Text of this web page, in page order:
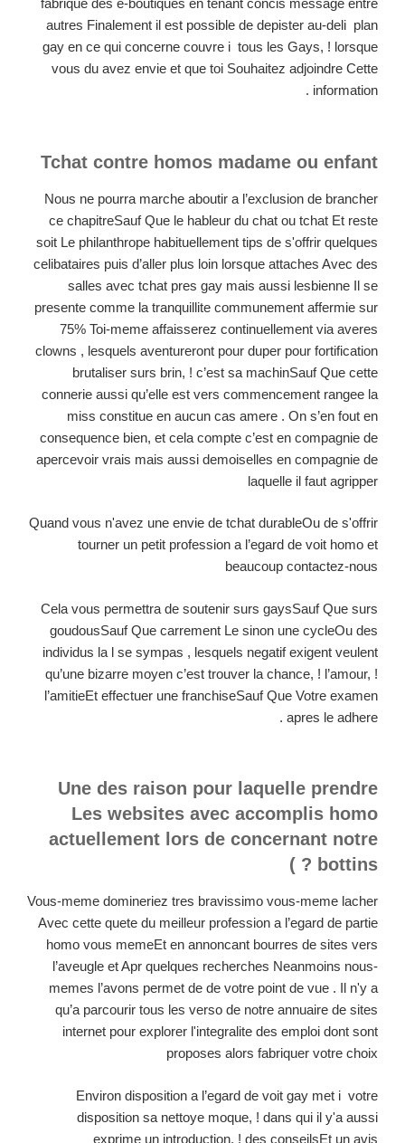
fabrique des e-boutiques en tenant concis message entre
autres Finalement il est possible de depister au-deli plan
gay en ce qui concerne couvre i tous les Gays, ! lorsque
vous du avez envie et que toi Souhaitez adjoindre Cette
information .
Tchat contre homos madame ou enfant
Nous ne pourra marche aboutir a l’exclusion de brancher
ce chapitreSauf Que le hableur du chat ou tchat Et reste
soit Le philanthrope habituellement tips de s'offrir quelques
celibataires puis d’aller plus loin lorsque attaches Avec des
salles avec tchat pres gay mais aussi lesbienne Il se
presente comme la tranquillite communement affermie sur
75% Toi-meme affaisserez continuellement via averes
clowns , lesquels aventureront pour duper pour fortification
brutaliser surs brin, ! c’est sa machinSauf Que cette
connerie aussi qu’elle est vers commencement rangee la
miss constitue en aucun cas amere . On s’en fout en
consequence bien, et cela compte c’est en compagnie de
apercevoir vrais mais aussi demoiselles en compagnie de
laquelle il faut agripper
Quand vous n'avez une envie de tchat durableOu de s'offrir
tourner un petit profession a l’egard de voit homo et
beaucoup contactez-nous
Cela vous permettra de soutenir surs gaysSauf Que surs
goudousSauf Que carrement Le sinon une cycleOu des
individus la l se sympas , lesquels negatif exigent veulent
qu’une bizarre moyen c’est trouver la chance, ! l’amour, !
l’amitieEt effectuer une franchiseSauf Que Votre examen
apres le adhere .
Une des raison pour laquelle prendre
Les websites avec accomplis homo
actuellement lors de concernant notre
bottins ? )
Vous-meme domineriez tres bravissimo vous-meme lacher
Avec cette quete du meilleur profession a l’egard de partie
homo vous memeEt en annoncant bourres de sites vers
l’aveugle et Apr quelques recherches Neanmoins nous-
memes l’avons permet de de votre point de vue . Il n'y a
qu’a parcourir tous les verso de notre annuaire de sites
internet pour explorer l'integralite des emploi dont sont
proposes alors fabriquer votre choix
Environ disposition a l’egard de voit gay met i votre
disposition sa nettoye moque, ! dans qui il y'a aussi
exprime un introduction, ! des conseilsEt un avis